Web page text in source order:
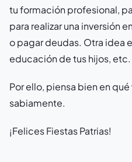
tu formación profesional,
para realizar una inversión
o pagar deudas. Otra idea
educación de tus hijos, etc.
Por ello, piensa bien en
sabiamente.
¡Felices Fiestas Patrias!